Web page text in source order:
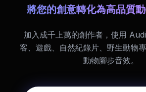
將您的創意轉化為高品質
加入成千上萬的創作者，使用
客、遊戲、自然紀錄片、野生動物
動物腳步音效。